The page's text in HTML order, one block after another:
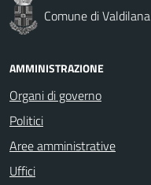
Comune di Valdilana
AMMINISTRAZIONE
Organi di governo
Politici
Aree amministrative
Uffici